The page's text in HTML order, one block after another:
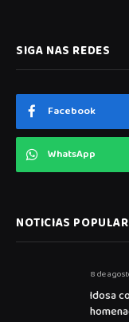
SIGA NAS REDES
Facebook
WhatsApp
NOTICIAS
8 de
Idosa